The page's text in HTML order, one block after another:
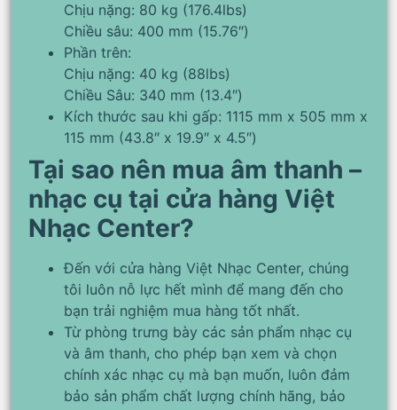
Chịu nặng: 80 kg (176.4lbs)
Chiều sâu: 400 mm (15.76″)
Phần trên:
Chịu nặng: 40 kg (88lbs)
Chiều Sâu: 340 mm (13.4″)
Kích thước sau khi gấp: 1115 mm x 505 mm x
115 mm (43.8″ x 19.9″ x 4.5″)
Tại sao nên mua âm thanh –
nhạc cụ tại cửa hàng Việt
Nhạc Center?
Đến với cửa hàng Việt Nhạc Center, chúng
tôi luôn nỗ lực hết mình để mang đến cho
bạn trải nghiệm mua hàng tốt nhất.
Từ phòng trưng bày các sản phẩm nhạc cụ
và âm thanh, cho phép bạn xem và chọn
chính xác nhạc cụ mà bạn muốn, luôn đảm
bảo sản phẩm chất lượng chính hãng, bảo